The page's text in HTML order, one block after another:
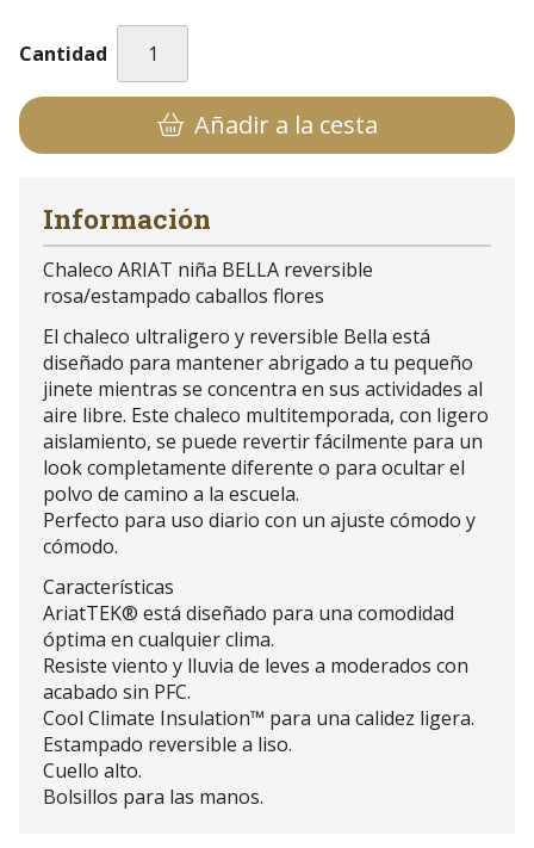
Cantidad
Añadir a la cesta
Información
Chaleco ARIAT niña BELLA reversible
rosa/estampado caballos flores
El chaleco ultraligero y reversible Bella está
diseñado para mantener abrigado a tu pequeño
jinete mientras se concentra en sus actividades al
aire libre. Este chaleco multitemporada, con ligero
aislamiento, se puede revertir fácilmente para un
look completamente diferente o para ocultar el
polvo de camino a la escuela.
Perfecto para uso diario con un ajuste cómodo y
cómodo.
Características
AriatTEK® está diseñado para una comodidad
óptima en cualquier clima.
Resiste viento y lluvia de leves a moderados con
acabado sin PFC.
Cool Climate Insulation™ para una calidez ligera.
Estampado reversible a liso.
Cuello alto.
Bolsillos para las manos.